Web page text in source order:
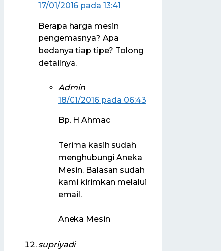
17/01/2016 pada 13:41
Berapa harga mesin
pengemasnya? Apa
bedanya tiap tipe? Tolong
detailnya.
Admin
18/01/2016 pada 06:43
Bp. H Ahmad
Terima kasih sudah
menghubungi Aneka
Mesin. Balasan sudah
kami kirimkan melalui
email.
Aneka Mesin
supriyadi